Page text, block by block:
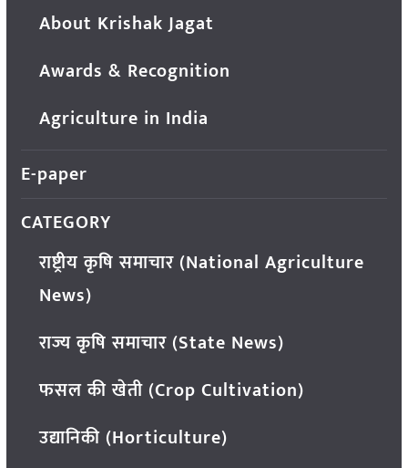
About Krishak Jagat
Awards & Recognition
Agriculture in India
E-paper
CATEGORY
राष्ट्रीय कृषि समाचार (National Agriculture
News)
राज्य कृषि समाचार (State News)
फसल की खेती (Crop Cultivation)
उद्यानिकी (Horticulture)